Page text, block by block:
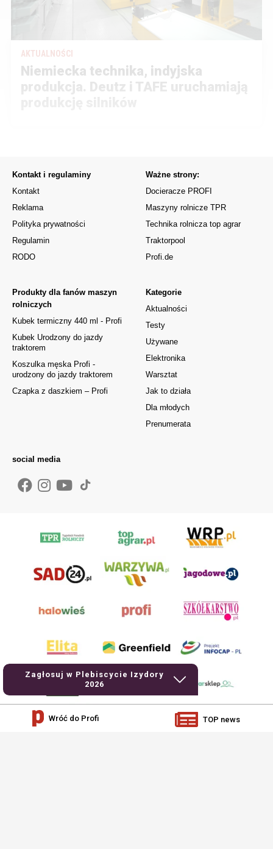
AKTUALNOŚCI
Niemiecka technika, indyjska
produkcja. Deutz i TAFE uruchamiają
Zagłosuj w Plebiscycie Izydory
2026
Kontakt i regulaminy
Kontakt
Reklama
Polityka prywatności
Regulamin
RODO
Kategorie
Aktualności
Testy
Używane
Elektronika
Warsztat
Jak to działa
Dla młodych
Prenumerata
Produkty dla fanów maszyn
rolniczych
Kubek termiczny 440 ml - Profi
Kubek Urodzony do jazdy
traktorem
Koszulka męska Profi -
urodzony do jazdy traktorem
Czapka z daszkiem – Profi
Ważne strony:
Docieracze PROFI
Maszyny rolnicze TPR
Technika rolnicza top agrar
Traktorpool
Profi.de
social media
Wróć do Profi TOP news